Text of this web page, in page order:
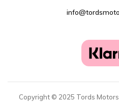
Copyright © 2025 Tords